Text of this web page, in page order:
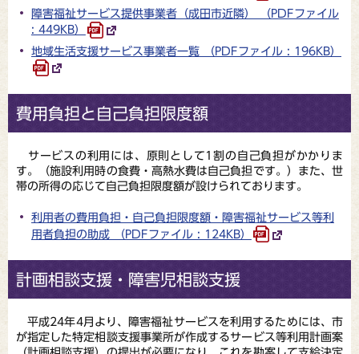
障害福祉サービス提供事業者（成田市近隣） （PDFファイル
: 449KB）
地域生活支援サービス事業者一覧 （PDFファイル : 196KB）
費用負担と自己負担限度額
サービスの利用には、原則として1割の自己負担がかかりま
す。（施設利用時の食費・高熱水費は自己負担です。）また、世
帯の所得の応じて自己負担限度額が設けられております。
利用者の費用負担・自己負担限度額・障害福祉サービス等利
用者負担の助成 （PDFファイル : 124KB）
計画相談支援・障害児相談支援
平成24年4月より、障害福祉サービスを利用するためには、市
が指定した特定相談支援事業所が作成するサービス等利用計画案